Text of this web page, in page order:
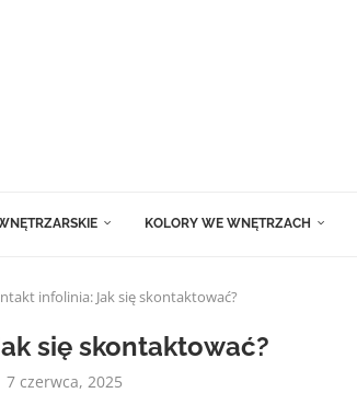
KOLORY WE WNĘTRZACH
infolinia: Jak się skontaktować?
się skontaktować?
7 czerwca, 2025